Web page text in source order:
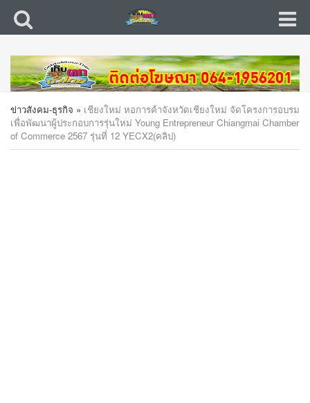
ข่าวสังคม-ธุรกิจ » เชียงใหม่ หอการค้าจังหวัดเชียงใหม่ จัดโครงการอบรม
เพื่อพัฒนาผู้ประกอบการรุ่นใหม่ Young Entrepreneur Chiangmai Chamber
of Commerce 2567 รุ่นที่ 12 YECX2(คลิป)